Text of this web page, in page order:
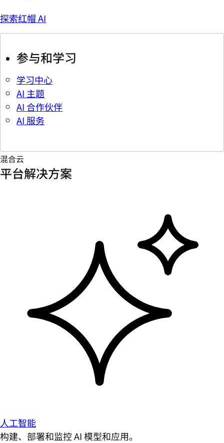
探索红帽 AI
参与和学习
学习中心
AI 主题
AI 合作伙伴
AI 服务
混合云
平台解决方案
人工智能
构建、部署和监控 AI 模型和应用。